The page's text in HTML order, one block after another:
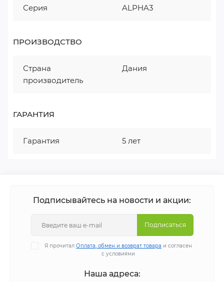
Серия ALPHA3
ПРОИЗВОДСТВО
Страна
производитель
Дания
ГАРАНТИЯ
Гарантия 5 лет
Подписывайтесь на новости и акции:
Подписаться
Я прочитал Оплата, обмен и возврат товара и согласен
с условиями
Наша адреса: